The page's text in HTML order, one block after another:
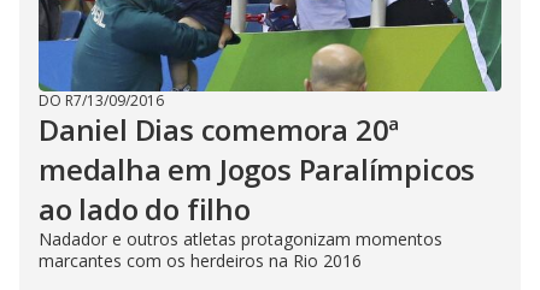
DO R7/13/09/2016
Daniel Dias comemora 20ª
medalha em Jogos Paralímpicos
ao lado do filho
Nadador e outros atletas protagonizam momentos
marcantes com os herdeiros na Rio 2016